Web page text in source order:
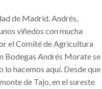
de Madrid. Andrés,
viñedos con mucha
el Comité de Agricultura
Bodegas Andrés Morate se
hacemos aquí. Desde que
de Tajo, en el sureste